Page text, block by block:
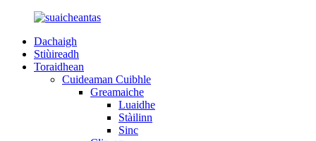
Dachaigh
Stiùireadh
Toraidhean
Cuideaman Cuibhle
Greamaiche
Luaidhe
Stàilinn
Sinc